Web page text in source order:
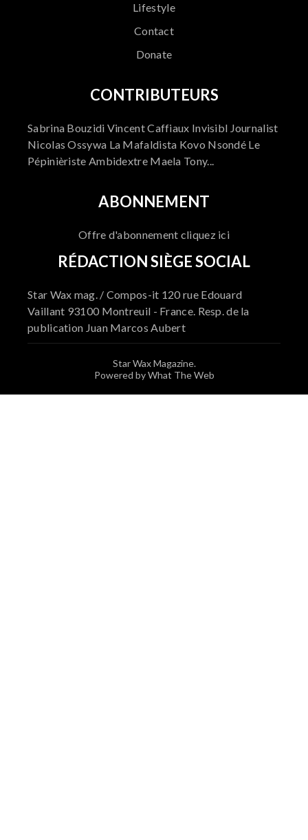
Lifestyle
Contact
Donate
CONTRIBUTEURS
Sabrina Bouzidi Vincent Caffiaux Invisibl Journalist
Nicolas Ossywa La Mafaldista Kovo Nsondé Le
Pépinièriste Ambidextre Maela Tony...
ABONNEMENT
Offre d'abonnement cliquez ici
RÉDACTION SIÈGE SOCIAL
Star Wax mag. / Compos-it 120 rue Edouard
Vaillant 93100 Montreuil - France. Resp. de la
publication Juan Marcos Aubert
Star Wax Magazine.
Powered by What The Web